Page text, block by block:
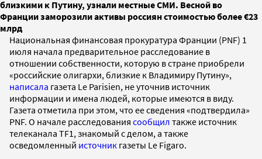
близкими к Путину, узнали местные СМИ. Весной во
Франции заморозили активы россиян стоимостью более €23
млрд
Национальная финансовая прокуратура Франции (PNF) 1
июля начала предварительное расследование в
отношении собственности, которую в стране приобрели
«российские олигархи, близкие к Владимиру Путину»,
написала газета Le Parisien, не уточнив источник
информации и имена людей, которые имеются в виду.
Газета отметила при этом, что ее сведения «подтвердила»
PNF. О начале расследования сообщил также источник
телеканала TF1, знакомый с делом, а также
осведомленный источник газеты Le Figaro.